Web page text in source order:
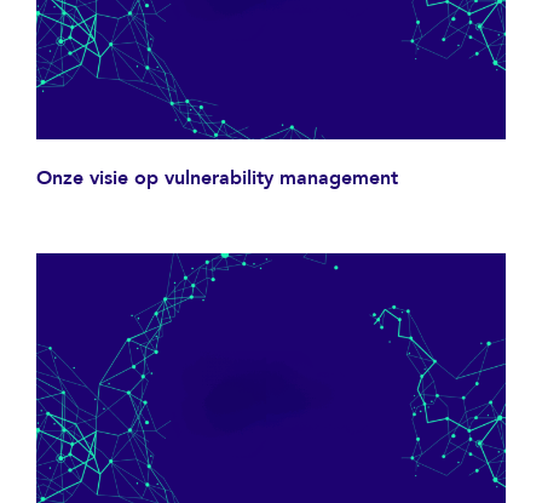
Onze visie op vulnerability management